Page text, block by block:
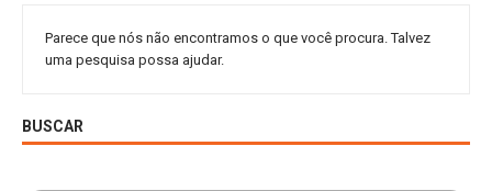
Parece que nós não encontramos o que você procura. Talvez
uma pesquisa possa ajudar.
BUSCAR